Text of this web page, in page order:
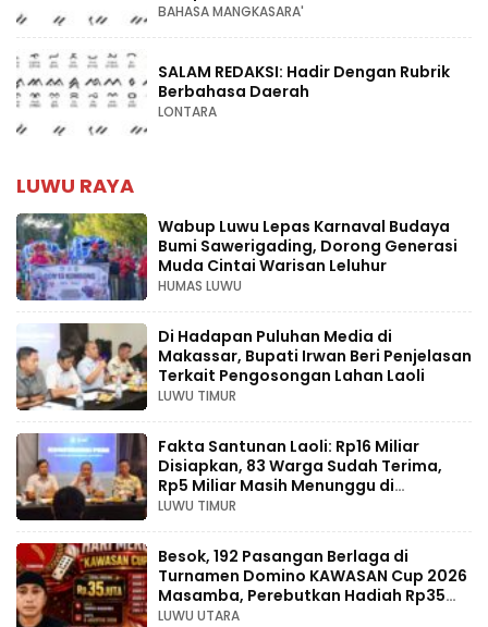
BAHASA MANGKASARA'
SALAM REDAKSI: Hadir Dengan Rubrik
Berbahasa Daerah
LONTARA
LUWU RAYA
Wabup Luwu Lepas Karnaval Budaya
Bumi Sawerigading, Dorong Generasi
Muda Cintai Warisan Leluhur
HUMAS LUWU
Di Hadapan Puluhan Media di
Makassar, Bupati Irwan Beri Penjelasan
Terkait Pengosongan Lahan Laoli
LUWU TIMUR
Fakta Santunan Laoli: Rp16 Miliar
Disiapkan, 83 Warga Sudah Terima,
Rp5 Miliar Masih Menunggu di
Pengadilan
LUWU TIMUR
Besok, 192 Pasangan Berlaga di
Turnamen Domino KAWASAN Cup 2026
Masamba, Perebutkan Hadiah Rp35
Juta
LUWU UTARA